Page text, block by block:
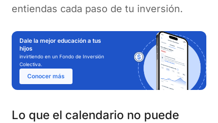
entiendas cada paso de tu inversión.
Dale la mejor educación a tus
hijos
invirtiendo en un Fondo de Inversión
Colectiva.
Conocer más
Lo que el calendario no puede